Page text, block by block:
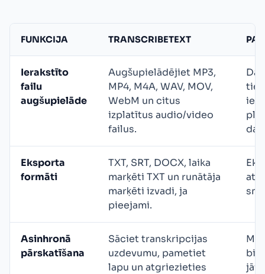
FUNKCIJA TRANSCRIBETEXT
Ierakstīto
failu
augšupielāde
Augšupielādējiet MP3,
MP4, M4A, WAV, MOV,
WebM un citus
izplatītus audio/video
failus.
Eksporta
formāti
TXT, SRT, DOCX, laika
marķēti TXT un runātāja
marķēti izvadi, ja
pieejami.
Asinhronā
pārskatīšana
Sāciet transkripcijas
uzdevumu, pametiet
lapu un atgriezieties